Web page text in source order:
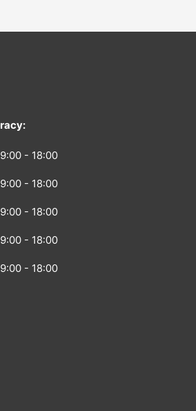
- 18:00
- 18:00
- 18:00
- 18:00
- 18:00